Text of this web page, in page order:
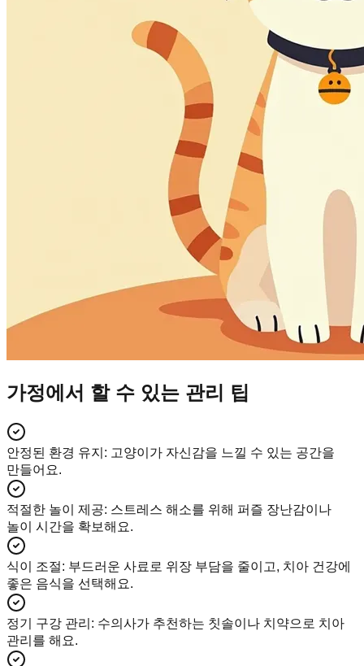
가정에서 할 수 있는 관리 팁
안정된 환경 유지 : 고양이가 자신감을 느낄 수 있는 공간을
만들어요.
적절한 놀이 제공: 스트레스 해소를 위해 퍼즐 장난감이나
놀이 시간을 확보해요.
식이 조절: 부드러운 사료로 위장 부담을 줄이고, 치아 건강에
좋은 음식을 선택해요.
정기 구강 관리 : 수의사가 추천하는 칫솔이나 치약으로 치아
관리를 해요.